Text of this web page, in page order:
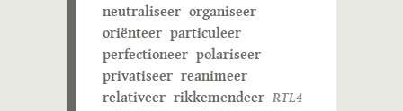
neutraliseer organiseer
oriënteer particuleer
perfectioneer polariseer
privatiseer reanimeer
relativeer rikkemendeer RTL4